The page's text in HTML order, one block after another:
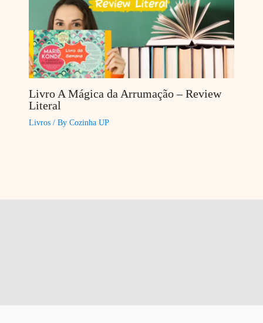
Livro A Mágica da Arrumação – Review
Literal
Livros/ By Cozinha UP